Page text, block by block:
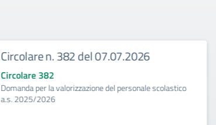
Circolare n. 382 del 07.07.2026
Circolare 382
Domanda per la valorizzazione del personale scolastico
a.s. 2025/2026